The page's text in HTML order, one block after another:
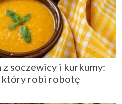
z soczewicy i kurkumy:
który robi robotę